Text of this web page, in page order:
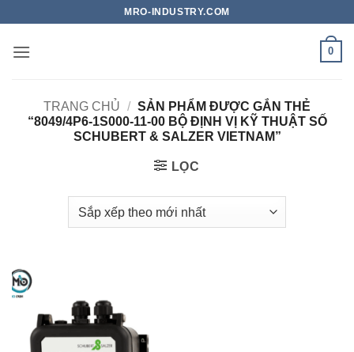
nội
MRO-INDUSTRY.COM
0
TRANG CHỦ / SẢN PHẨM ĐƯỢC GẮN THẺ
“8049/4P6-1S000-11-00 BỘ ĐỊNH VỊ KỸ THUẬT SỐ
SCHUBERT & SALZER VIETNAM”
LỌC